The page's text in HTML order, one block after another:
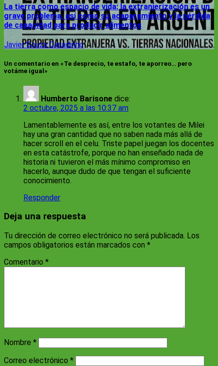
La tierra como espacio de vida: la extranjerización es un
grave problema, así como su acaparamiento y la pérdida
de capacidad para producir alimentos
Javier Souza Casadinho
Un comentario en «Te desprecio, te estafo, te aporreo… pero
votáme igual»
Humberto Barisone dice:
2 octubre, 2025 a las 10:37 am
Lamentablemente es así, entre los votantes de Milei
hay una gran cantidad que no saben nada más allá de
hacer scroll en el celu. Triste papel juegan los docentes
en esta catástrofe, porque no han enseñado nada de
historia ni tuvieron el más mínimo compromiso en
hacerlo, aunque dudo de que tengan el suficiente
conocimiento.
Responder
Deja una respuesta
Tu dirección de correo electrónico no será publicada. Los
campos obligatorios están marcados con *
Comentario *
Nombre *
Correo electrónico *